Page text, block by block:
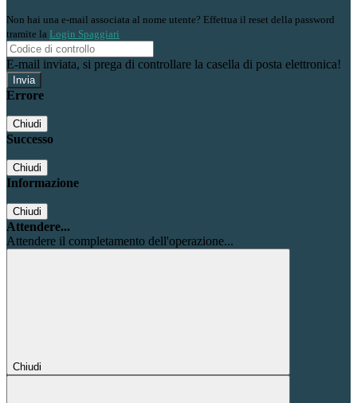
Non hai una e-mail associata al nome utente? Effettua il reset della password
tramite la Login Spaggiari
E-mail inviata, si prega di controllare la casella di posta elettronica!
Errore
Chiudi
Successo
Chiudi
Informazione
Chiudi
Attendere...
Attendere il completamento dell'operazione...
Chiudi